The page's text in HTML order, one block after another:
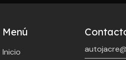
Menú
Inicio